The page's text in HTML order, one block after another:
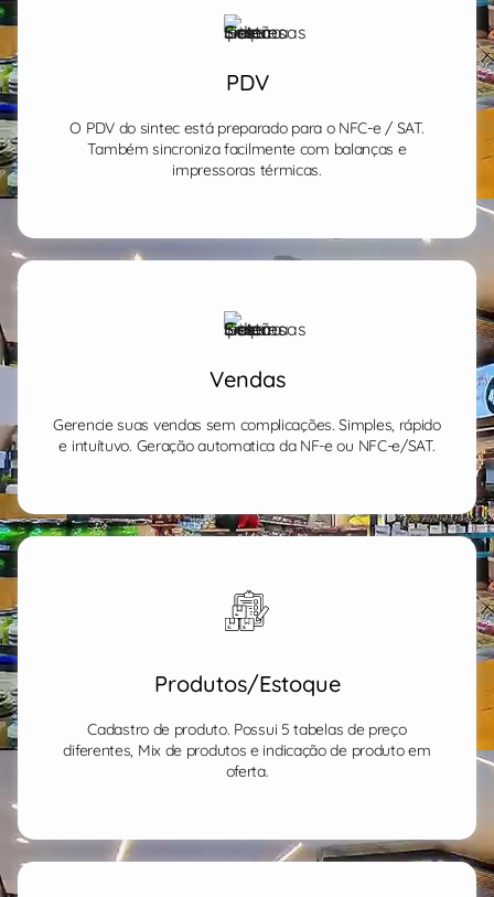
PDV
O PDV do sintec está preparado para o NFC-e / SAT.
Também sincroniza facilmente com balanças e
impressoras térmicas.
Vendas
Gerencie suas vendas sem complicações. Simples, rápido
e intuítuvo. Geração automatica da NF-e ou NFC-e/SAT.
Produtos/Estoque
Cadastro de produto. Possui 5 tabelas de preço
diferentes, Mix de produtos e indicação de produto em
oferta.